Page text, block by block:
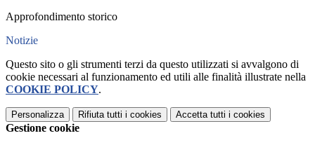
Approfondimento storico
Notizie
Questo sito o gli strumenti terzi da questo utilizzati si avvalgono di
cookie necessari al funzionamento ed utili alle finalità illustrate nella
COOKIE POLICY.
Personalizza Rifiuta tutti i cookies Accetta tutti i cookies
Gestione cookie